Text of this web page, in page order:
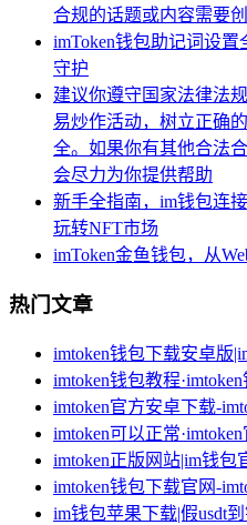
合规的话题或内容需要
imToken钱包助记词设
守护
建议你遵守国家法律法
易炒作活动，树立正确
全。如果你有其他合法
会尽力为你提供帮助
新手全指南，im钱包连
玩转NFT市场
imToken金鱼钱包，从
热门文章
imtoken钱包下载安卓版
imtoken钱包教程
imtoken官方安卓下载-
imtoken可以正常
imtoken正版网站|im钱包
imtoken钱包下载官网-
im钱包苹果下载|假usdt